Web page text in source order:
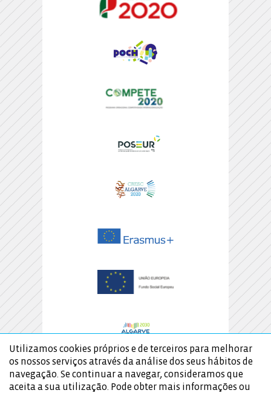
Utilizamos cookies próprios e de terceiros para melhorar
os nossos serviços através da análise dos seus hábitos de
navegação. Se continuar a navegar, consideramos que
aceita a sua utilização. Pode obter mais informações ou